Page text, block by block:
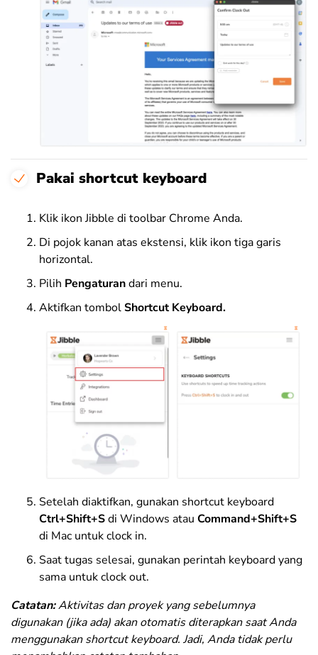
Pakai shortcut keyboard
Klik ikon Jibble di toolbar Chrome Anda.
Di pojok kanan atas ekstensi, klik ikon tiga garis
horizontal.
Pilih Pengaturandari menu.
Aktifkan tombolShortcut Keyboard.
Setelah diaktifkan, gunakan shortcut keyboard
Ctrl+Shift+Sdi Windows atau Command+Shift+S
di Mac untuk clock in.
Saat tugas selesai, gunakan perintah keyboard yang
sama untuk clock out.
Catatan:Aktivitas dan proyek yang sebelumnya
digunakan (jika ada) akan otomatis diterapkan saat Anda
menggunakan shortcut keyboard. Jadi, Anda tidak perlu